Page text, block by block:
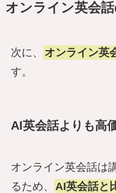
オンライン英会
次に、 オンライン英
す。
AI英会話よりも高
オンライン英会話は
るため、
AI英会話と